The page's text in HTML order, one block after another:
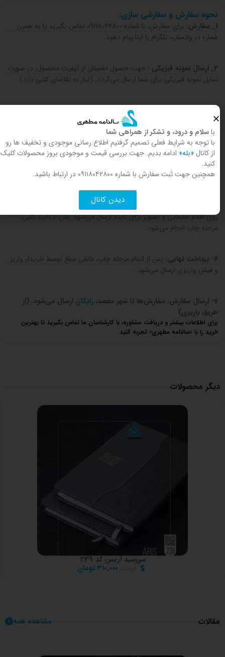
نحوه سفارش و سفارشی سازی:
1_ سفارش:
برای سفارش، با شماره 09118042800 تماس بگیرید یا به همین
شماره در واتساپ، تلگرام یا ایتا پیام دهید.
2_ ارسال نمونه فیزیکی :
جهت حصول اطمینان از کیفیت محصول، در صورت
تمایل نمونه فیزیکی برای شما ارسال می‌گردد. (نیاز به تقاضای کتبی دارد)
پس از درخواست سفارش، پیش‌فاکتور برای شما صادر
می‌شود.
4-شرایط پرداخت:
۵۰٪ مبلغ کل پس از صدور پیش‌فاکتور پرداخت و فیش
واریزی ارسال می‌شود. برای سفارش‌های بدون سفارشی‌سازی، کل مبلغ
پرداخت می‌شود.
۵۰٪ در صورت درخواست سفارشی‌سازی، طرح مورد نظر
روی اقلام جانمایی و تصویر برای تایید ارسال می‌شود. پس از تایید کتبی،
مرحله چاپ انجام می‌شود.
6- پرداخت نهایی:
پس از اتمام مرحله چاپ، مابقی مبلغ توسط خریدار واریز
و فیش واریزی ارسال می‌شود.
7- ارسال سفارش: سفارش‌ها تا شهر مقصد، رایگان ارسال می‌شود. (از
طریق باربری)
برای اطلاعات بیشتر و دریافت مشاوره، با کارشناسان ما تماس بگیرید تا بهترین
خرید را با «سالنامه مطهری» تجربه کنید.
دیگر محصولات
سررسید آریس کد 239
۳۱۰,۰۰۰ تومان
مقالات مشاهده همه
باسلام و درود، و تشکر از همراهی شما
با توجه به شرایط فعلی تصمیم گرفتیم اطلاع رسانی موجودی و تخفیف ها رو
از کانال «بله» ادامه بدیم. جهت بررسی قیمت و موجودی بروز محصولات کلیک
کنید.
همچنین جهت ثبت سفارش با شماره ۰۹۱۱۸۰۴۲۸۰۰ در ارتباط باشید.
دیدن کانال